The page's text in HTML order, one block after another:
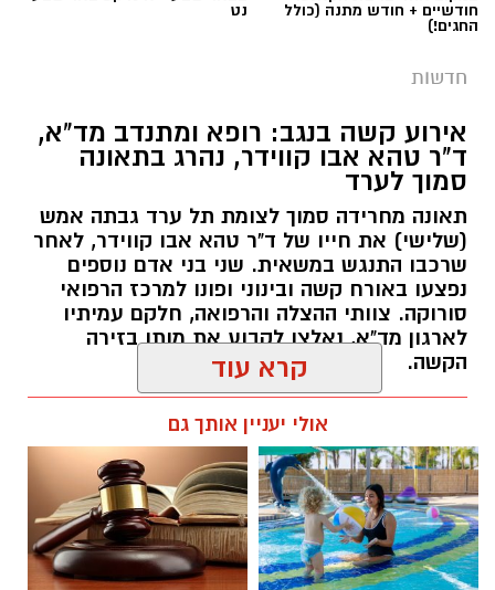
קרדיט: באר שבע נט
מתח שיא נרשם בשעה זו ברחבת עיריית באר
שבע: הפגנה יצרית וסוערת מתקיימת ממש כעת
מחוץ לבניין העירייה, דקות ספורות לפני פתיחתה
של אחת מישיבות המועצה הטעונות ביותר שידעה
העיר בתקופה האחרונה. על סדר היום עומדת
דרישתם של חברי המועצה להדיח לאלתר את סגן
ראש העיר, שמעון טובול, על רקע הגשת כתב
חודשיים + חודש מתנה (כולל
החגים!)
נט
חדשות
אירוע קשה בנגב: רופא ומתנדב מד"א,
ד"ר טהא אבו קווידר, נהרג בתאונה
סמוך לערד
תאונה מחרידה סמוך לצומת תל ערד גבתה אמש
(שלישי) את חייו של ד"ר טהא אבו קווידר, לאחר
שרכבו התנגש במשאית. שני בני אדם נוספים
נפצעו באורח קשה ובינוני ופונו למרכז הרפואי
סורוקה. צוותי ההצלה והרפואה, חלקם עמיתיו
לארגון מד"א, נאלצו לקבוע את מותו בזירה
הקשה.
תגים:ד"ר טהא אבו קווידר
קרא עוד
אולי יעניין אותך גם